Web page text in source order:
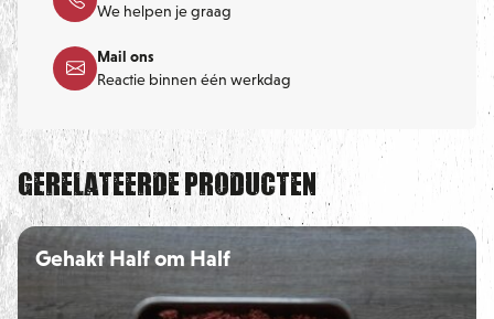
We helpen je graag
Mail ons
Reactie binnen één werkdag
Gerelateerde producten
Gehakt Half om Half